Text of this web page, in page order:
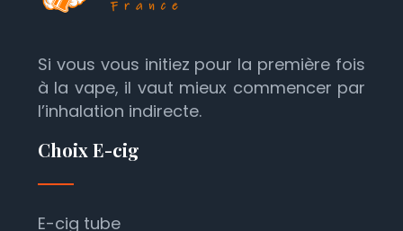
Si vous vous initiez pour la première fois
à la vape, il vaut mieux commencer par
l’inhalation indirecte.
Choix E-cig
E-cig tube